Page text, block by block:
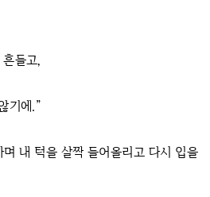
들고,
기에.”
내 턱을 살짝 들어올리고 다시 입을